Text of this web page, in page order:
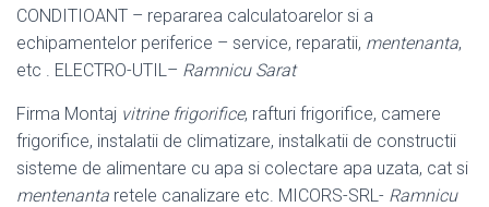
CONDITIOANT – repararea calculatoarelor si a
echipamentelor periferice – service, reparatii, mentenanta,
etc . ELECTRO-UTIL– Ramnicu Sarat
Firma Montaj vitrine frigorifice, rafturi frigorifice, camere
frigorifice, instalatii de climatizare, instalkatii de constructii
sisteme de alimentare cu apa si colectare apa uzata, cat si
mentenanta retele canalizare etc. MICORS-SRL- Ramnicu